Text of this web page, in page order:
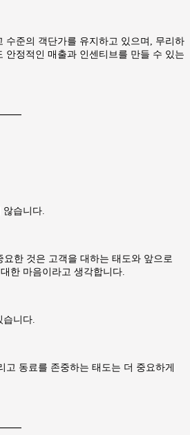
수준의 객단가를 유지하고 있으며, 무리하
안정적인 매출과 인센티브를 만들 수 있는
않습니다.
요한 것은 고객을 대하는 태도와 앞으로
한 마음이라고 생각합니다.
습니다.
고 동료를 존중하는 태도는 더 중요하게